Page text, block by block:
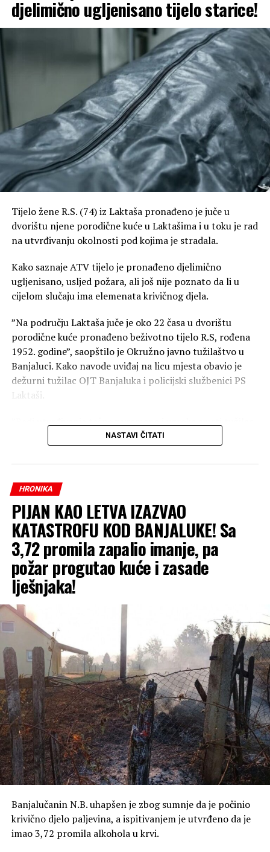
djelimično ugljenisano tijelo starice!
Tijelo žene R.S. (74) iz Laktaša pronađeno je juče u
dvorištu njene porodične kuće u Laktašima i u toku je rad
na utvrđivanju okolnosti pod kojima je stradala.
Kako saznaje ATV tijelo je pronađeno djelimično
ugljenisano, usljed požara, ali još nije poznato da li u
cijelom slučaju ima elemenata krivičnog djela.
”Na području Laktaša juče je oko 22 časa u dvorištu
porodične kuće pronađeno beživotno tijelo R.S, rođena
1952. godine”, saopštilo je Okružno javno tužilaštvo u
Banjaluci. Kako navode uviđaj na licu mjesta obavio je
dežurni tužilac OJT Banjaluka i policijski službenici PS
Laktaši.
je naložio da se izvrši obdukcija beživotnog tijela koja će
Srpske, a naloženo je i preduzimanje mjera i radnji radi
utvrđivanja svih okolnosti događaja”, navode u
tužilaštvu.
NASTAVI ČITATI
HRONIKA
PIJAN KAO LETVA IZAZVAO
KATASTROFU KOD BANJALUKE! Sa
3,72 promila zapalio imanje, pa
požar progutao kuće i zasade
lješnjaka!
Banjalučanin N.B. uhapšen je zbog sumnje da je počinio
krivično djelo paljevina, a ispitivanjem je utvrđeno da je
imao 3,72 promila alkohola u krvi.